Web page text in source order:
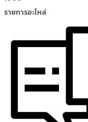
รายการอะไหล่